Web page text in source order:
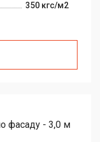
350 кгс/м2